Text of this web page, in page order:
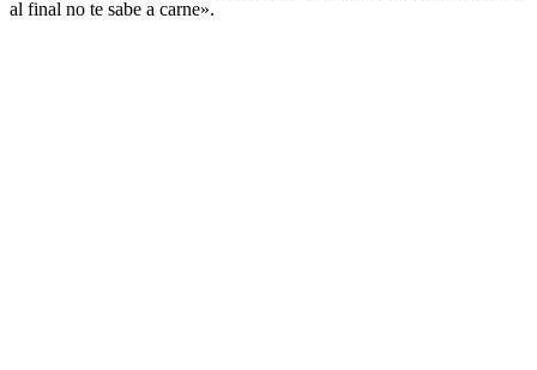
al final no te sabe a carne».